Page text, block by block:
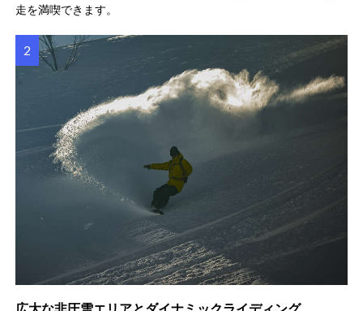
走を満喫できます。
広大な非圧雪エリアとダイナミックライディング